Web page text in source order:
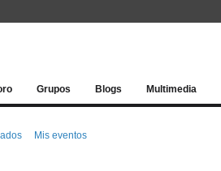
Grupos Blogs Multimedia
Mis eventos